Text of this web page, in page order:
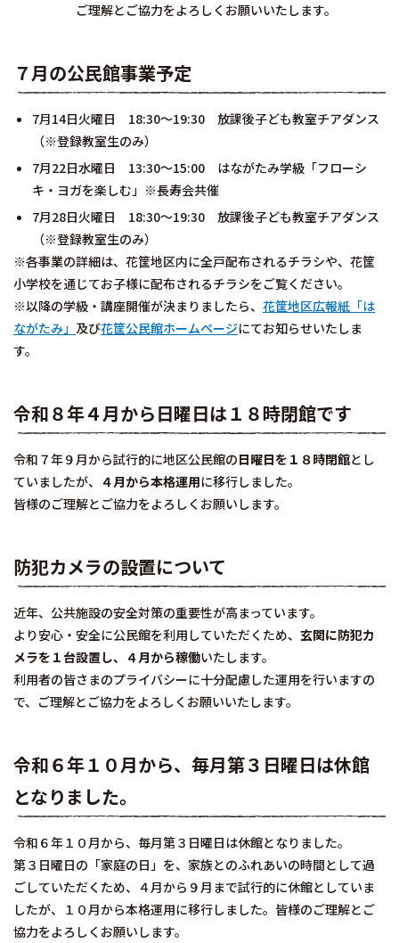
ご理解とご協力をよろしくお願いいたします。
７月の公民館事業予定
7月14日火曜日 18:30～19:30 放課後子ども教室チアダンス
（※登録教室生のみ）
7月22日水曜日 13:30～15:00 はながたみ学級「フローシ
キ・ヨガを楽しむ」※長寿会共催
7月28日火曜日 18:30～19:30 放課後子ども教室チアダンス
（※登録教室生のみ）
※各事業の詳細は、花筐地区内に全戸配布されるチラシや、花筐
小学校を通じてお子様に配布されるチラシをご覧ください。
※以降の学級・講座開催が決まりましたら、 花筐地区広報紙「は
ながたみ」 及び花筐公民館ホームページにてお知らせいたしま
す。
令和８年４月から日曜日は１８時閉館です
令和７年９月から試行的に地区公民館の日曜日を１８時閉館とし
ていましたが、 ４月から本格運用に移行しました。
皆様のご理解とご協力をよろしくお願いします。
防犯カメラの設置について
近年、公共施設の安全対策の重要性が高まっています。
より安心・安全に公民館を利用していただくため、 玄関に防犯カ
メラを１台設置し、４月から稼働いたします。
利用者の皆さまのプライバシーに十分配慮した運用を行いますの
で、ご理解とご協力をよろしくお願いいたします。
令和６年１０月から、毎月第３日曜日は休館
となりました。
令和６年１０月から、毎月第３日曜日は休館となりました。
第３日曜日の「家庭の日」を、家族とのふれあいの時間として過
ごしていただくため、４月から９月まで試行的に休館としていま
したが、１０月から本格運用に移行しました。皆様のご理解とご
協力をよろしくお願いします。